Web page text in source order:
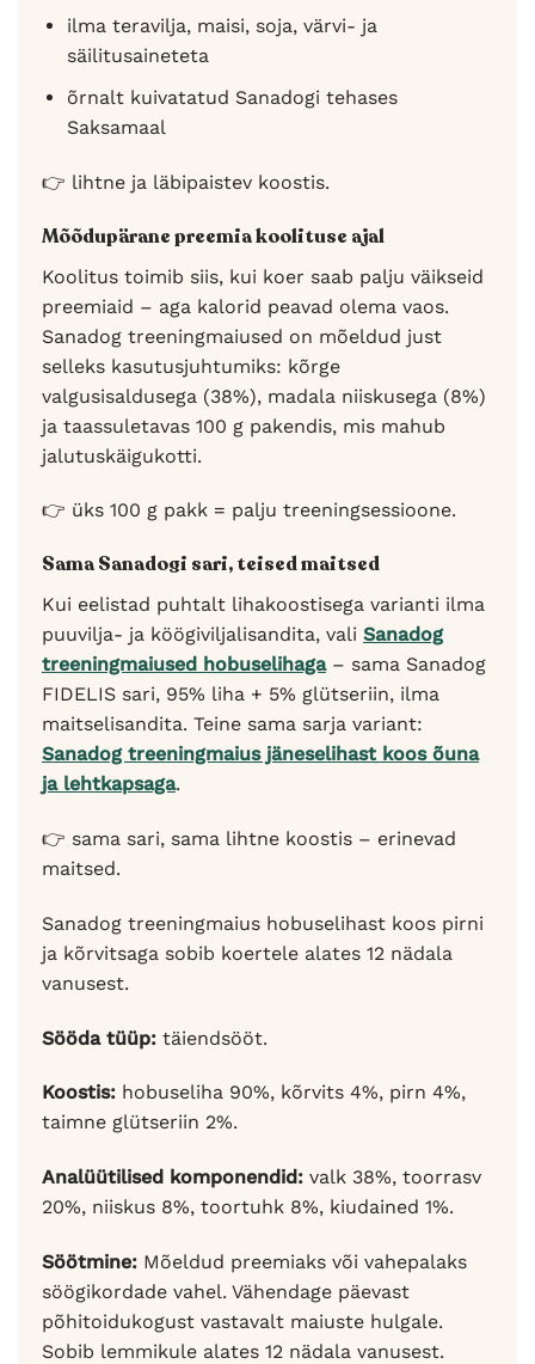
ilma teravilja, maisi, soja, värvi- ja
säilitusaineteta
õrnalt kuivatatud Sanadogi tehases
Saksamaal
👉 lihtne ja läbipaistev koostis.
Mõõdupärane preemia koolituse ajal
Koolitus toimib siis, kui koer saab palju väikseid
preemiaid – aga kalorid peavad olema vaos.
Sanadog treeningmaiused on mõeldud just
selleks kasutusjuhtumiks: kõrge
valgusisaldusega (38%), madala niiskusega (8%)
ja taassuletavas 100 g pakendis, mis mahub
jalutuskäigukotti.
👉 üks 100 g pakk = palju treeningsessioone.
Sama Sanadogi sari, teised maitsed
Kui eelistad puhtalt lihakoostisega varianti ilma
puuvilja- ja köögiviljalisandita, vali Sanadog
treeningmaiused hobuselihaga– sama Sanadog
FIDELIS sari, 95% liha + 5% glütseriin, ilma
maitselisandita. Teine sama sarja variant:
Sanadog treeningmaius jäneselihast koos õuna
ja lehtkapsaga.
👉 sama sari, sama lihtne koostis – erinevad
maitsed.
Sanadog treeningmaius hobuselihast koos pirni
ja kõrvitsaga sobib koertele alates 12 nädala
vanusest.
Sööda tüüp: täiendsööt.
Koostis: hobuseliha 90%, kõrvits 4%, pirn 4%,
taimne glütseriin 2%.
Analüütilised komponendid: valk 38%, toorrasv
20%, niiskus 8%, toortuhk 8%, kiudained 1%.
Söötmine: Mõeldud preemiaks või vahepalaks
söögikordade vahel. Vähendage päevast
põhitoidukogust vastavalt maiuste hulgale.
Sobib lemmikule alates 12 nädala vanusest.